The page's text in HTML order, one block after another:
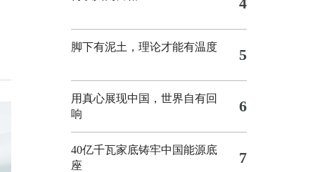
脚下有泥土，理论才能有温度 5
用真心展现中国，世界自有回
响
6
40亿千瓦家底铸牢中国能源底
座
7